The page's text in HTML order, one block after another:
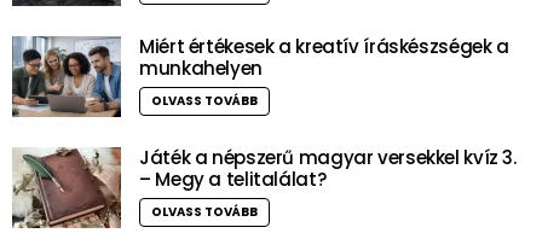
Miért értékesek a kreatív íráskészségek a
munkahelyen
OLVASS TOVÁBB
Játék a népszerű magyar versekkel kvíz 3.
– Megy a telitalálat?
OLVASS TOVÁBB